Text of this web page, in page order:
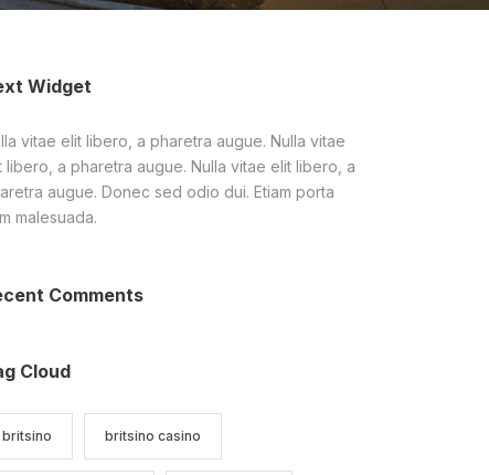
Widget
vitae elit libero, a pharetra augue. Nulla vitae
libero, a pharetra augue. Nulla vitae elit libero, a
augue. Donec sed odio dui. Etiam porta
malesuada.
Comments
Cloud
britsino britsino casino